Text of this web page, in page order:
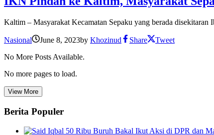
Kaltim – Masyarakat Kecamatan Sepaku yang berada
Nasional June 8, 2023by Khozinud Share
Tweet
No More Posts Available.
No more pages to load.
View More
Berita Populer
50 Ribu Buruh Bakal Ikut Aksi di DPR dan